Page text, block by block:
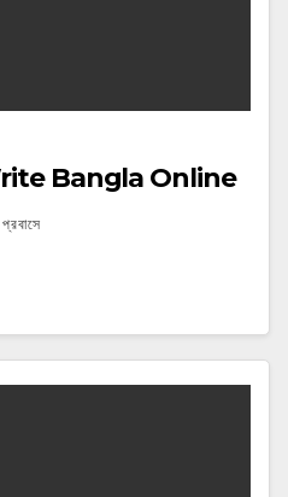
Write Bangla Online
প্রবাসে